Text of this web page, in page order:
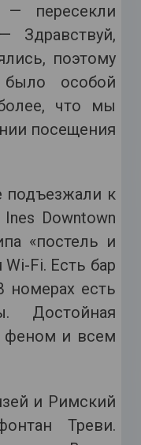
— пересекли
поэтому
было особой
что мы
посещения
к
Downtown
«постель и
Fi. Есть бар
номерах есть
Достойная
феном и всем
и Римский
Треви.